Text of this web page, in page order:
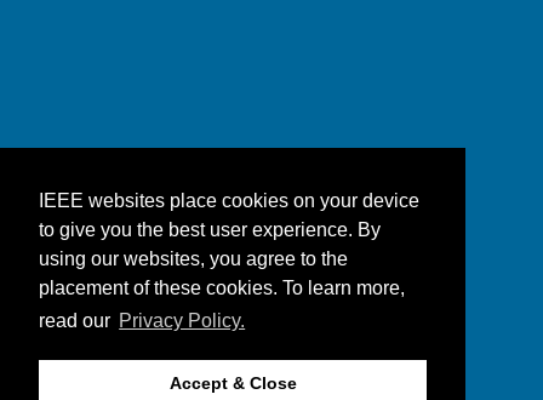
IEEE websites place cookies on your device
to give you the best user experience. By
using our websites, you agree to the
placement of these cookies. To learn more,
read our Privacy Policy.
Accept & Close